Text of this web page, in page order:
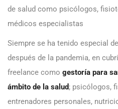
de salud como psicólogos,
médicos especialistas
Siempre se ha tenido especial
después de la pandemia, en
freelance como gestoría para
ámbito de la salud; psicólogos,
entrenadores personales,